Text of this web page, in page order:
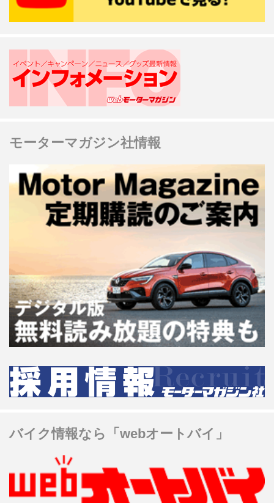
モーターマガジン社情報
バイク情報なら「webオートバイ」